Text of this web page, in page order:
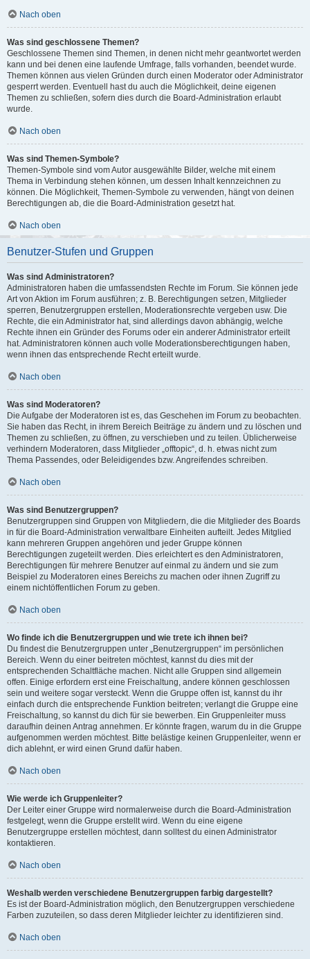
Nach oben
Was sind geschlossene Themen?
Geschlossene Themen sind Themen, in denen nicht mehr geantwortet werden
kann und bei denen eine laufende Umfrage, falls vorhanden, beendet wurde.
Themen können aus vielen Gründen durch einen Moderator oder Administrator
gesperrt werden. Eventuell hast du auch die Möglichkeit, deine eigenen
Themen zu schließen, sofern dies durch die Board-Administration erlaubt
wurde.
Nach oben
Was sind Themen-Symbole?
Themen-Symbole sind vom Autor ausgewählte Bilder, welche mit einem
Thema in Verbindung stehen können, um dessen Inhalt kennzeichnen zu
können. Die Möglichkeit, Themen-Symbole zu verwenden, hängt von deinen
Berechtigungen ab, die die Board-Administration gesetzt hat.
Nach oben
Benutzer-Stufen und Gruppen
Was sind Administratoren?
Administratoren haben die umfassendsten Rechte im Forum. Sie können jede
Art von Aktion im Forum ausführen; z. B. Berechtigungen setzen, Mitglieder
sperren, Benutzergruppen erstellen, Moderationsrechte vergeben usw. Die
Rechte, die ein Administrator hat, sind allerdings davon abhängig, welche
Rechte ihnen ein Gründer des Forums oder ein anderer Administrator erteilt
hat. Administratoren können auch volle Moderationsberechtigungen haben,
wenn ihnen das entsprechende Recht erteilt wurde.
Nach oben
Was sind Moderatoren?
Die Aufgabe der Moderatoren ist es, das Geschehen im Forum zu beobachten.
Sie haben das Recht, in ihrem Bereich Beiträge zu ändern und zu löschen und
Themen zu schließen, zu öffnen, zu verschieben und zu teilen. Üblicherweise
verhindern Moderatoren, dass Mitglieder „offtopic“, d. h. etwas nicht zum
Thema Passendes, oder Beleidigendes bzw. Angreifendes schreiben.
Nach oben
Was sind Benutzergruppen?
Benutzergruppen sind Gruppen von Mitgliedern, die die Mitglieder des Boards
in für die Board-Administration verwaltbare Einheiten aufteilt. Jedes Mitglied
kann mehreren Gruppen angehören und jeder Gruppe können
Berechtigungen zugeteilt werden. Dies erleichtert es den Administratoren,
Berechtigungen für mehrere Benutzer auf einmal zu ändern und sie zum
Beispiel zu Moderatoren eines Bereichs zu machen oder ihnen Zugriff zu
einem nichtöffentlichen Forum zu geben.
Nach oben
Wo finde ich die Benutzergruppen und wie trete ich ihnen bei?
Du findest die Benutzergruppen unter „Benutzergruppen“ im persönlichen
Bereich. Wenn du einer beitreten möchtest, kannst du dies mit der
entsprechenden Schaltfläche machen. Nicht alle Gruppen sind allgemein
offen. Einige erfordern erst eine Freischaltung, andere können geschlossen
sein und weitere sogar versteckt. Wenn die Gruppe offen ist, kannst du ihr
einfach durch die entsprechende Funktion beitreten; verlangt die Gruppe eine
Freischaltung, so kannst du dich für sie bewerben. Ein Gruppenleiter muss
daraufhin deinen Antrag annehmen. Er könnte fragen, warum du in die Gruppe
aufgenommen werden möchtest. Bitte belästige keinen Gruppenleiter, wenn er
dich ablehnt, er wird einen Grund dafür haben.
Nach oben
Wie werde ich Gruppenleiter?
Der Leiter einer Gruppe wird normalerweise durch die Board-Administration
festgelegt, wenn die Gruppe erstellt wird. Wenn du eine eigene
Benutzergruppe erstellen möchtest, dann solltest du einen Administrator
kontaktieren.
Nach oben
Weshalb werden verschiedene Benutzergruppen farbig dargestellt?
Es ist der Board-Administration möglich, den Benutzergruppen verschiedene
Farben zuzuteilen, so dass deren Mitglieder leichter zu identifizieren sind.
Nach oben